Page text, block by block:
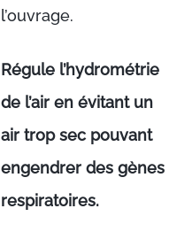
l’ouvrage.
Régule l’hydrométrie
de l’air en évitant un
air trop sec pouvant
engendrer des gènes
respiratoires.